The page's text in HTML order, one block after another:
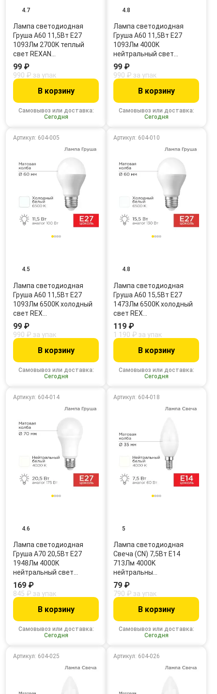
4.7
Лампа светодиодная
Груша A60 11,5Вт E27
1093Лм 2700K теплый
свет REXAN…
Самовывоз или доставка:
Сегодня
99 ₽
990 ₽ за упак
В корзину
4.8
Лампа светодиодная
Груша A60 11,5Вт E27
1093Лм 4000K
нейтральный свет…
Самовывоз или доставка:
Сегодня
99 ₽
990 ₽ за упак
В корзину
Артикул: 604-005
4.5
Лампа светодиодная
Груша A60 11,5Вт E27
1093Лм 6500K холодный
свет REX…
Самовывоз или доставка:
Сегодня
99 ₽
990 ₽ за упак
В корзину
Артикул: 604-010
4.8
Лампа светодиодная
Груша A60 15,5Вт E27
1473Лм 6500K холодный
свет REX…
Самовывоз или доставка:
Сегодня
119 ₽
1 190 ₽ за упак
В корзину
Артикул: 604-014
4.6
Лампа светодиодная
Груша A70 20,5Вт E27
1948Лм 4000K
нейтральный свет…
Самовывоз или доставка:
Сегодня
169 ₽
845 ₽ за упак
В корзину
Артикул: 604-018
5
Лампа светодиодная
Свеча (CN) 7,5Вт E14
713Лм 4000K
нейтральны…
Самовывоз или доставка:
Сегодня
79 ₽
790 ₽ за упак
В корзину
Артикул: 604-025 Артикул: 604-026